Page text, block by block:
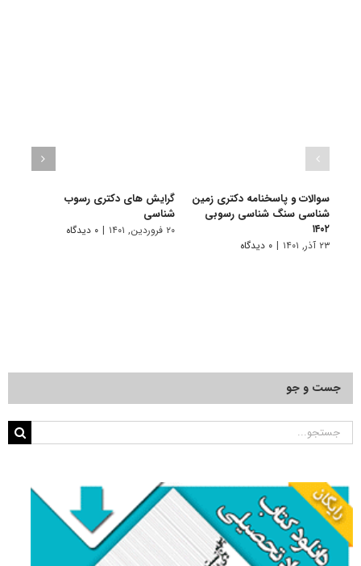
سوالات و پاسخنامه دکتری زمین
شناسی سنگ شناسی رسوبی
۱۴۰۲
۲۳ آذر, ۱۴۰۱ | ۰ دیدگاه
گرایش های دکتری رسوب
شناسی
۲۰ فروردین, ۱۴۰۱ | ۰ دیدگاه
جست و جو
جستجو